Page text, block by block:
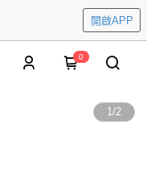
開啟APP
0
1/2